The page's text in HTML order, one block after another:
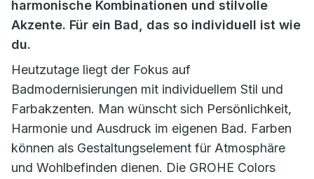
harmonische Kombinationen und stilvolle
Akzente. Für ein Bad, das so individuell ist wie
du.
Heutzutage liegt der Fokus auf
Badmodernisierungen mit individuellem Stil und
Farbakzenten. Man wünscht sich Persönlichkeit,
Harmonie und Ausdruck im eigenen Bad. Farben
können als Gestaltungselement für Atmosphäre
und Wohlbefinden dienen. Die GROHE Colors